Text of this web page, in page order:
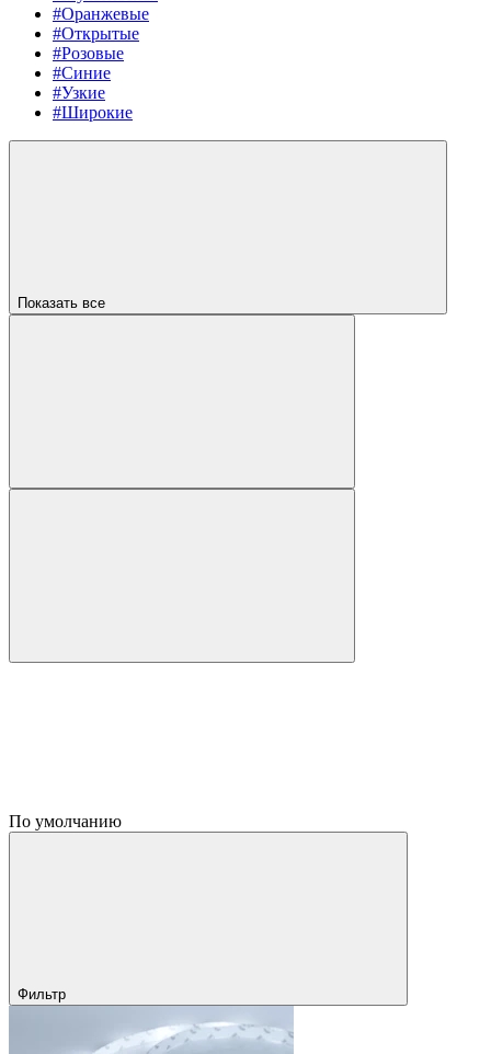
#Оранжевые
#Открытые
#Розовые
#Синие
#Узкие
#Широкие
Показать все
По умолчанию
Фильтр